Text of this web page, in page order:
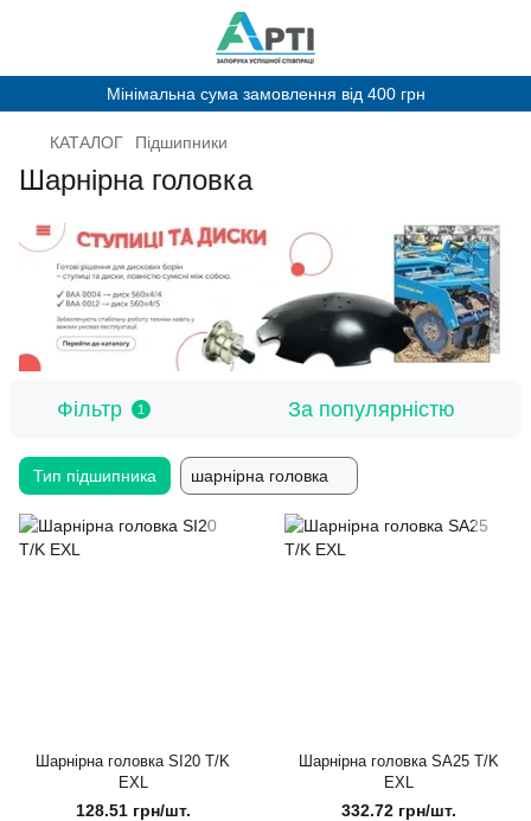
Мінімальна сума замовлення від 400 грн
КАТАЛОГ Підшипники
Шарнірна головка
Фільтр 1 За популярністю
Тип підшипника шарнірна головка
Шарнірна головка SI20 T/K
EXL
128.51 грн/шт.
Шарнірна головка SA25 T/K
EXL
332.72 грн/шт.